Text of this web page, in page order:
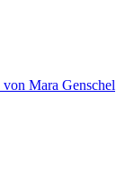
von Mara Genschel